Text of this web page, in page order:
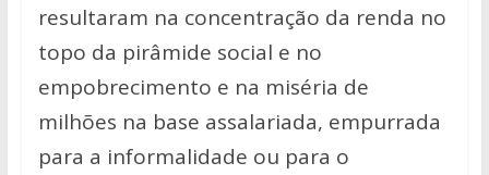
resultaram na concentração da renda no
topo da pirâmide social e no
empobrecimento e na miséria de
milhões na base assalariada, empurrada
para a informalidade ou para o